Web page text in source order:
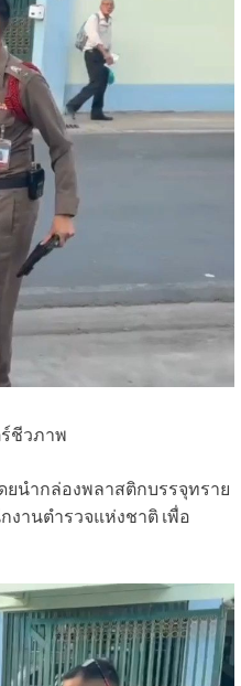
ร์ชีวภาพ
ยนำกล่องพลาสติกบรรจุทราย
งานตำรวจแห่งชาติ เพื่อ